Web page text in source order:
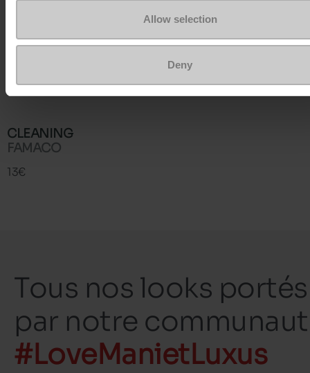
Allow selection
Deny
CLEANING
FAMACO
13€
Tous nos looks portés
par notre
#LoveManietLuxus